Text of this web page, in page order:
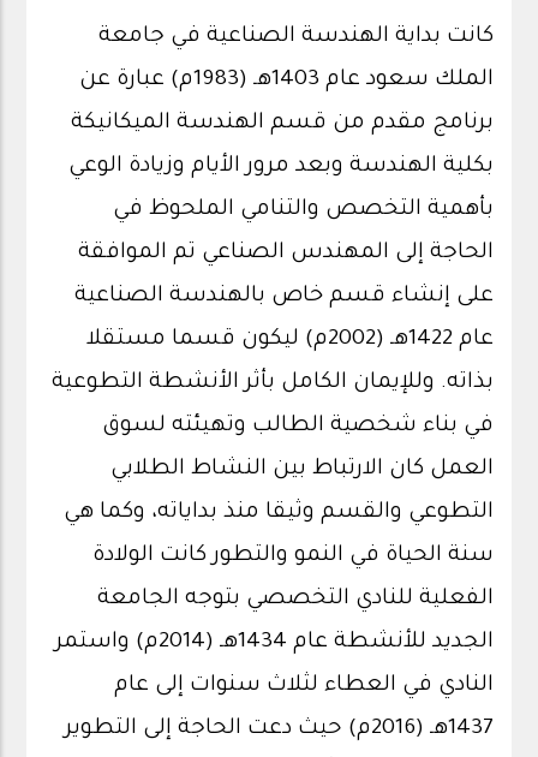
كانت بداية الهندسة الصناعية في جامعة
الملك سعود عام 1403هـ (1983م) عبارة عن
برنامج مقدم من قسم الهندسة الميكانيكة
بكلية الهندسة وبعد مرور الأيام وزيادة الوعي
بأهمية التخصص والتنامي الملحوظ في
الحاجة إلى المهندس الصناعي تم الموافقة
على إنشاء قسم خاص بالهندسة الصناعية
عام 1422هـ (2002م) ليكون قسما مستقلا
بذاته. وللإيمان الكامل بأثر الأنشطة التطوعية
في بناء شخصية الطالب وتهيئته لسوق
العمل كان الارتباط بين النشاط الطلابي
التطوعي والقسم وثيقا منذ بداياته، وكما هي
سنة الحياة في النمو والتطور كانت الولادة
الفعلية للنادي التخصصي بتوجه الجامعة
الجديد للأنشطة عام 1434هـ (2014م) واستمر
النادي في العطاء لثلاث سنوات إلى عام
1437هـ (2016م) حيث دعت الحاجة إلى التطوير